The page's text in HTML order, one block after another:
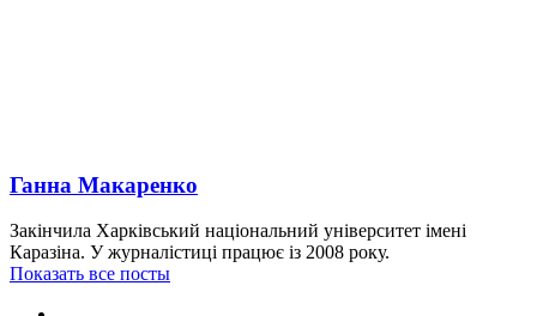
Ганна Макаренко
Закінчила Харківський національний університет імені
Каразіна. У журналістиці працює із 2008 року.
Показать все посты